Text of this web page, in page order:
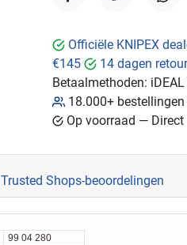
Officiële KNIPEX
€145
14 dagen
Betaalmethoden: iDEAL
18.000+
Op voorraad — Direct
Trusted Shops-beoordelingen
99 04 280